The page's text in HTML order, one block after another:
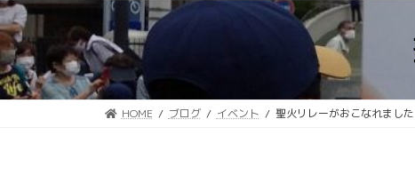
へ
ス
キ
ッ
プ
ョ
ン
に
移
動
HOME ブログ イベント 聖火リレーがおこなれました